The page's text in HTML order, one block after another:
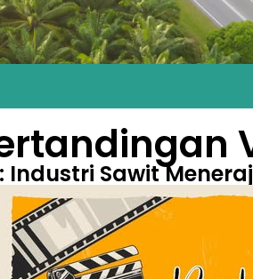
Industri Sawit